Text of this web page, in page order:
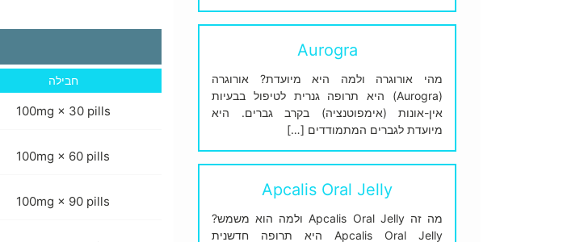
Aurogra
מהי אורוגרה ולמה היא מיועדת? אורוגרה
(Aurogra) היא תרופה גנרית לטיפול בבעיות
אין-אונות (אימפוטנציה) בקרב גברים. היא
מיועדת לגברים המתמודדים […]
Apcalis Oral Jelly
מה זה Apcalis Oral Jelly ולמה הוא משמש?
Apcalis Oral Jelly היא תרופה חדשנית
חבילה
100mg × 30 pills
100mg × 60 pills
100mg × 90 pills